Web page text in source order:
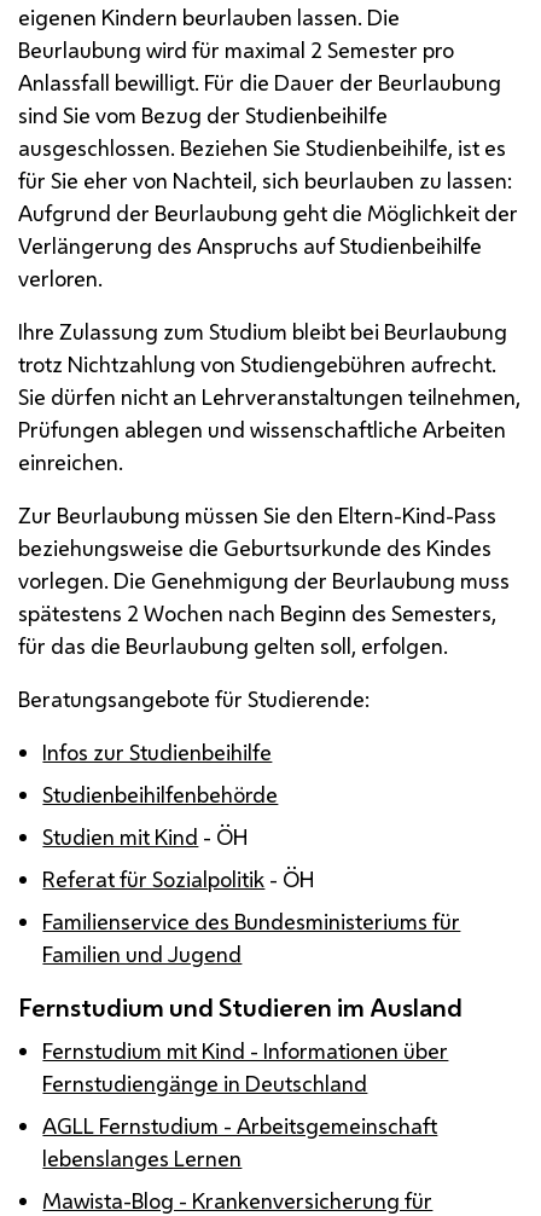
eigenen Kindern beurlauben lassen. Die
Beurlaubung wird für maximal 2 Semester pro
Anlassfall bewilligt. Für die Dauer der Beurlaubung
sind Sie vom Bezug der Studienbeihilfe
ausgeschlossen. Beziehen Sie Studienbeihilfe, ist es
für Sie eher von Nachteil, sich beurlauben zu lassen:
Aufgrund der Beurlaubung geht die Möglichkeit der
Verlängerung des Anspruchs auf Studienbeihilfe
verloren.
Ihre Zulassung zum Studium bleibt bei Beurlaubung
trotz Nichtzahlung von Studiengebühren aufrecht.
Sie dürfen nicht an Lehrveranstaltungen teilnehmen,
Prüfungen ablegen und wissenschaftliche Arbeiten
einreichen.
Zur Beurlaubung müssen Sie den Eltern-Kind-Pass
beziehungsweise die Geburtsurkunde des Kindes
vorlegen. Die Genehmigung der Beurlaubung muss
spätestens 2 Wochen nach Beginn des Semesters,
für das die Beurlaubung gelten soll, erfolgen.
Beratungsangebote für Studierende:
Infos zur Studienbeihilfe
Studienbeihilfenbehörde
Studien mit Kind - ÖH
Referat für Sozialpolitik - ÖH
Familienservice des Bundesministeriums für
Familien und Jugend
Fernstudium und Studieren im Ausland
Fernstudium mit Kind - Informationen über
Fernstudiengänge in Deutschland
AGLL Fernstudium - Arbeitsgemeinschaft
lebenslanges Lernen
Mawista-Blog - Krankenversicherung für